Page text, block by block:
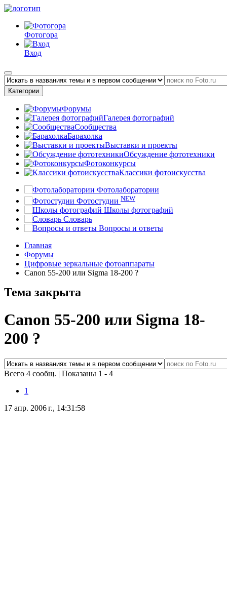
Фотогора
Вход
Категории
Форумы
Галерея фотографий
Сообщества
Барахолка
Выставки и проекты
Обсуждение фототехники
Фотоконкурсы
Классики фотоискусства
Фотолаборатории
Фотостудии NEW
Школы фотографий
Словарь
Вопросы и ответы
Главная
Форумы
Цифровые зеркальные фотоаппараты
Canon 55-200 или Sigma 18-200 ?
Тема закрыта
Canon 55-200 или Sigma 18-
200 ?
Всего 4 сообщ. | Показаны 1 - 4
1
17 апр. 2006 г., 14:31:58